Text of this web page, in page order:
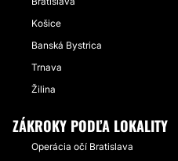
Košice
Banská Bystrica
Trnava
Žilina
ZÁKROKY PODĽA LOKALITY
Operácia očí Bratislava